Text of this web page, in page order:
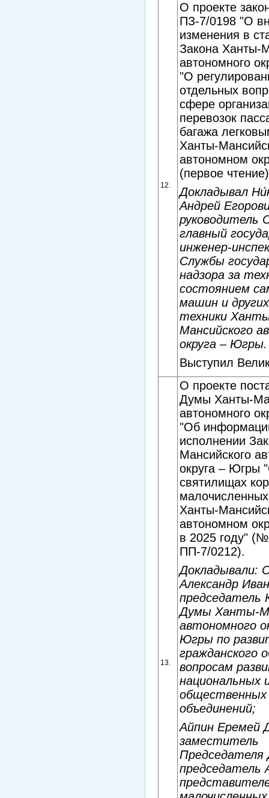
12.
О проекте
ПЗ-7/0198 "О
изменения в
Закона ‎Ханты-
автономного
"О
отдельных
сфере
перевозок
багажа
Ханты-
автономном
(первое
Докладывал
Андрей
руководитель
главный
инженер-
Службы
надзора за
состоянием
машин и
техники
Мансийского
округа – Югры.
Выступил
13.
О проекте
Думы Ханты-
автономного
"Об
исполнении
Мансийского
округа – Югры
святилищах
Ханты-
автономном
в 2025 году" (№
ПП-7/0212).
Докладывали:
Александр
Думы Ханты-
автономного
Югры по
гражданского
вопросам
национальных
общественных
объединений;
Айпин Еремей
заместитель
председатель